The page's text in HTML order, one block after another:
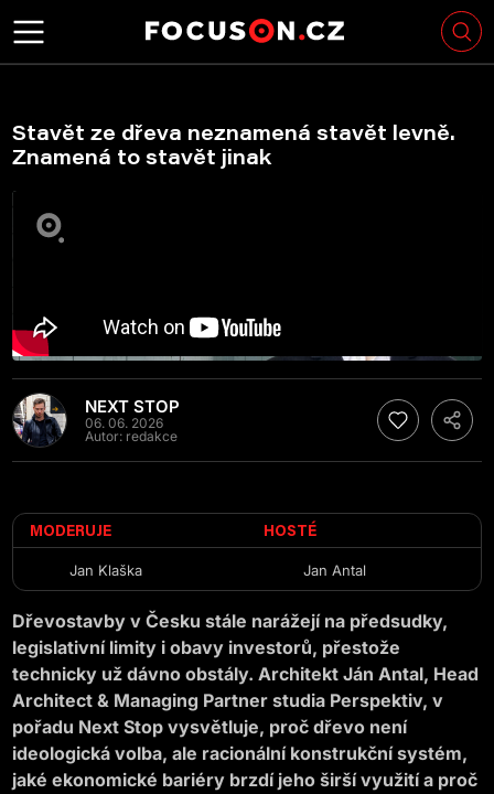
Stavět ze dřeva neznamená stavět levně.
Znamená to stavět jinak
NEXT STOP
06. 06. 2026
Autor: redakce
MODERUJE
Jan Klaška
HOSTÉ
Jan Antal
Dřevostavby v Česku stále narážejí na předsudky,
legislativní limity i obavy investorů, přestože
technicky už dávno obstály. Architekt Ján Antal, Head
Architect & Managing Partner studia Perspektiv, v
pořadu Next Stop vysvětluje, proč dřevo není
ideologická volba, ale racionální konstrukční systém,
jaké ekonomické bariéry brzdí jeho širší využití a proč